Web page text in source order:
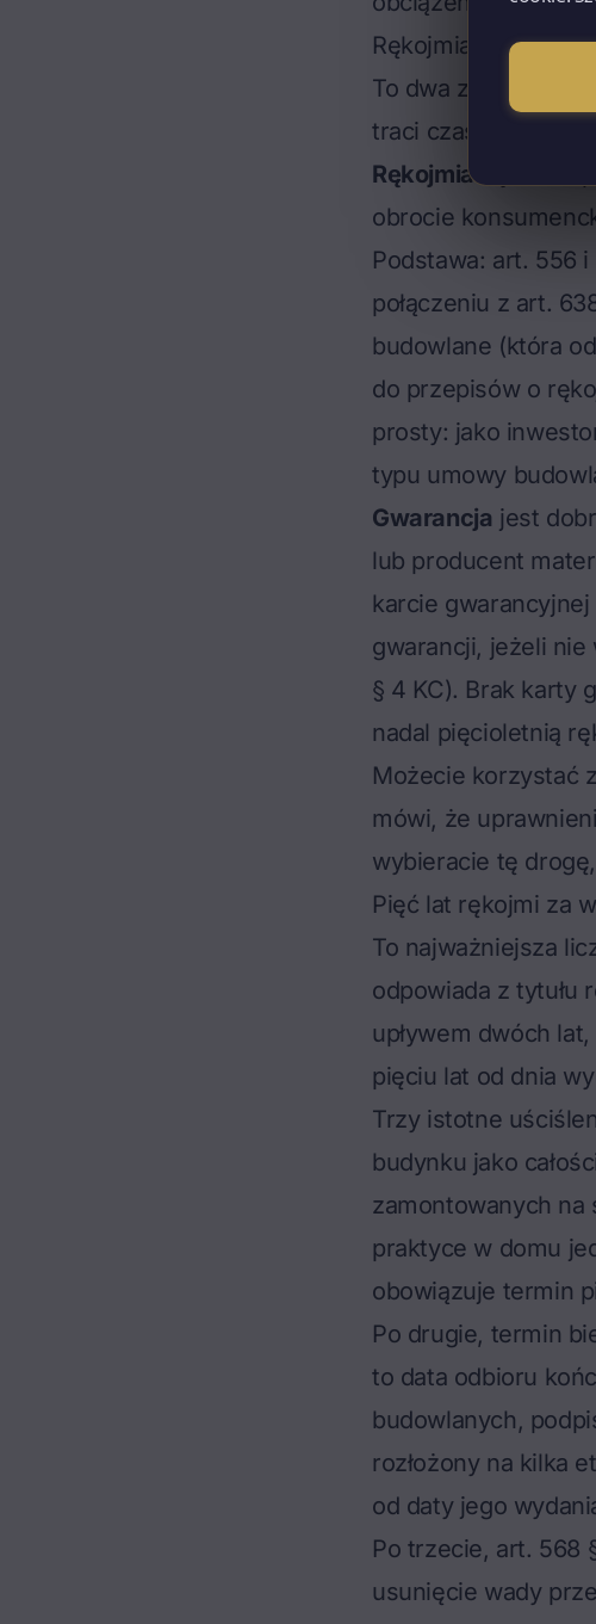
Rękojmia czy
To dwa zupełnie
traci czas i traci
Rękojmiawynika
obrocie
Podstawa: art. 556
połączeniu z art.
budowlane (która
do przepisów o
prosty: jako
typu umowy
Gwarancja jest
lub producent
karcie
gwarancji, jeżeli nie
§ 4 KC). Brak karty
nadal pięcioletnią
Możecie korzystać
mówi, że
wybieracie tę
Pięć lat rękojmi za
To najważniejsza
odpowiada z tytułu
upływem dwóch
pięciu lat od dnia
Trzy istotne
budynku jako
zamontowanych na
praktyce w domu
obowiązuje termin
Po drugie, termin
to data odbioru
budowlanych,
rozłożony na kilka
od daty jego
Po trzecie, art. 568
usunięcie wady